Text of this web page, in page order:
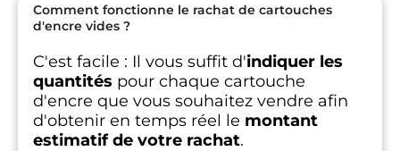
Comment fonctionne le rachat de cartouches
d'encre vides ?
C'est facile : Il vous suffit d'indiquer les
quantités pour chaque cartouche
d'encre que vous souhaitez vendre afin
d'obtenir en temps réel le montant
estimatif de votre rachat.